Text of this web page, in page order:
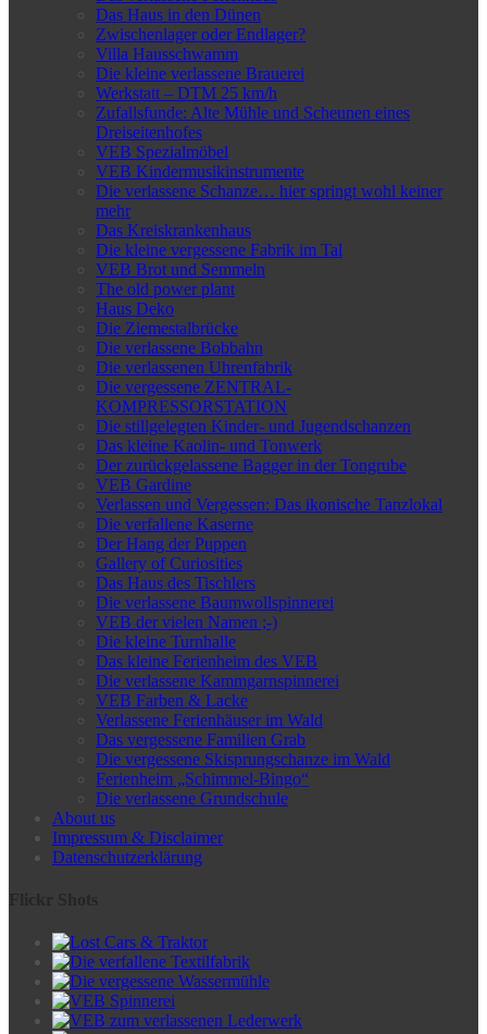
Das Haus in den Dünen
Zwischenlager oder Endlager?
Villa Hausschwamm
Die kleine verlassene Brauerei
Werkstatt – DTM 25 km/h
Zufallsfunde: Alte Mühle und Scheunen eines
Dreiseitenhofes
VEB Spezialmöbel
VEB Kindermusikinstrumente
Die verlassene Schanze… hier springt wohl keiner
mehr
Das Kreiskrankenhaus
Die kleine vergessene Fabrik im Tal
VEB Brot und Semmeln
The old power plant
Haus Deko
Die Ziemestalbrücke
Die verlassene Bobbahn
Die verlassenen Uhrenfabrik
Die vergessene ZENTRAL-
KOMPRESSORSTATION
Die stillgelegten Kinder- und Jugendschanzen
Das kleine Kaolin- und Tonwerk
Der zurückgelassene Bagger in der Tongrube
VEB Gardine
Verlassen und Vergessen: Das ikonische Tanzlokal
Die verfallene Kaserne
Der Hang der Puppen
Gallery of Curiosities
Das Haus des Tischlers
Die verlassene Baumwollspinnerei
VEB der vielen Namen ;-)
Die kleine Turnhalle
Das kleine Ferienheim des VEB
Die verlassene Kammgarnspinnerei
VEB Farben & Lacke
Verlassene Ferienhäuser im Wald
Das vergessene Familien Grab
Die vergessene Skisprungschanze im Wald
Ferienheim „Schimmel-Bingo“
Die verlassene Grundschule
About us
Impressum & Disclaimer
Datenschutzerklärung